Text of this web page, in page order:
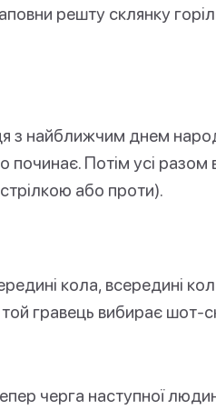
решту склянку
з найближчим днем
Потім усі разом
або проти).
кола, всередині
гравець вибирає шот-
черга наступної